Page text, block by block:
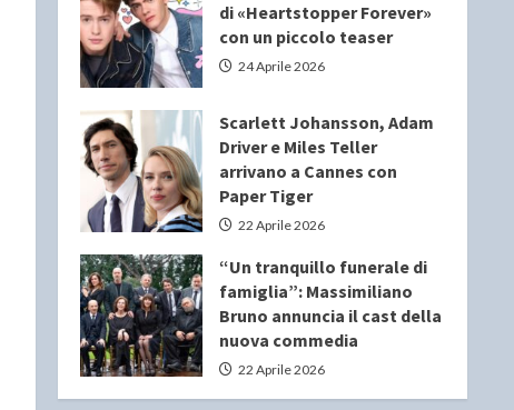
di «Heartstopper Forever»
con un piccolo teaser
24 Aprile 2026
Scarlett Johansson, Adam
Driver e Miles Teller
arrivano a Cannes con
Paper Tiger
22 Aprile 2026
“Un tranquillo funerale di
famiglia”: Massimiliano
Bruno annuncia il cast della
nuova commedia
22 Aprile 2026